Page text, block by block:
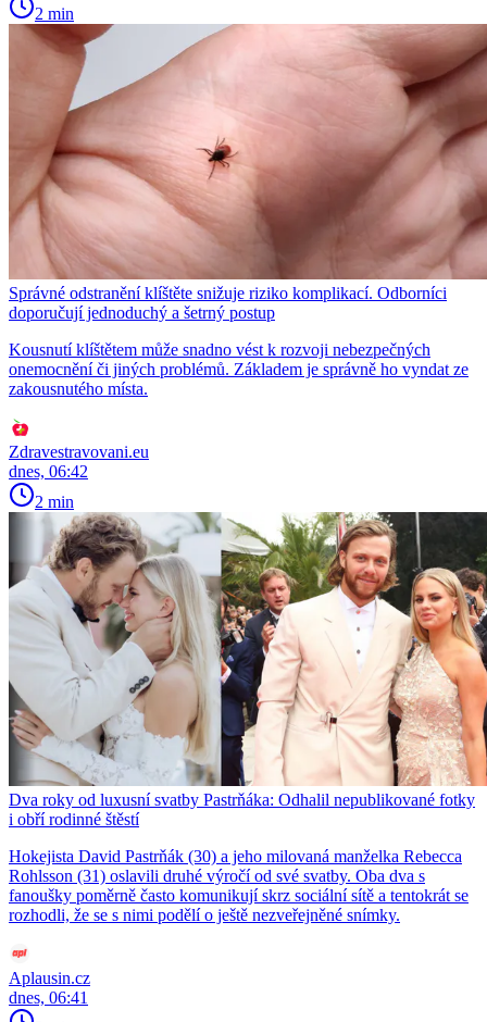
2 min
Správné odstranění klíštěte snižuje riziko komplikací. Odborníci
doporučují jednoduchý a šetrný postup
Kousnutí klíštětem může snadno vést k rozvoji nebezpečných
onemocnění či jiných problémů. Základem je správně ho vyndat ze
zakousnutého místa.
Zdravestravovani.eu
dnes, 06:42
2 min
Dva roky od luxusní svatby Pastrňáka: Odhalil nepublikované fotky
i obří rodinné štěstí
Hokejista David Pastrňák (30) a jeho milovaná manželka Rebecca
Rohlsson (31) oslavili druhé výročí od své svatby. Oba dva s
fanoušky poměrně často komunikují skrz sociální sítě a tentokrát se
rozhodli, že se s nimi podělí o ještě nezveřejněné snímky.
Aplausin.cz
dnes, 06:41